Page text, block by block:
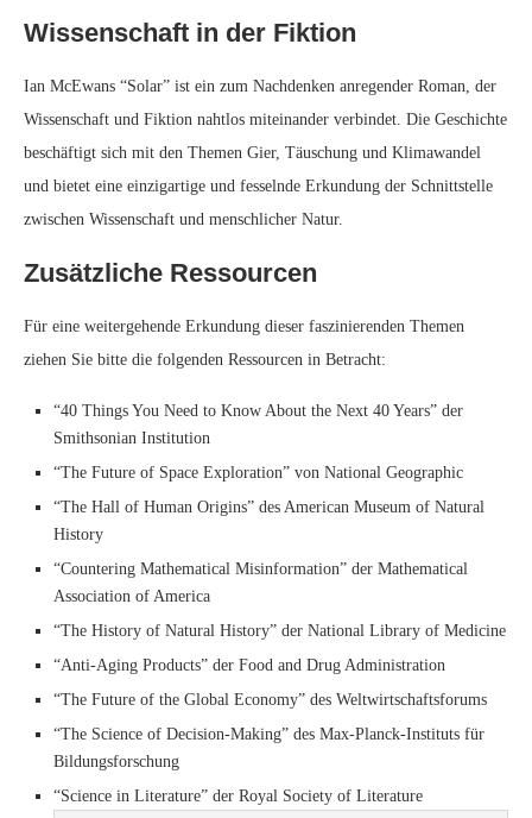
Wissenschaft in der Fiktion
Ian McEwans “Solar” ist ein zum Nachdenken anregender Roman, der
Wissenschaft und Fiktion nahtlos miteinander verbindet. Die Geschichte
beschäftigt sich mit den Themen Gier, Täuschung und Klimawandel
und bietet eine einzigartige und fesselnde Erkundung der Schnittstelle
zwischen Wissenschaft und menschlicher Natur.
Zusätzliche Ressourcen
Für eine weitergehende Erkundung dieser faszinierenden Themen
ziehen Sie bitte die folgenden Ressourcen in Betracht:
“40 Things You Need to Know About the Next 40 Years” der
Smithsonian Institution
“The Future of Space Exploration” von National Geographic
“The Hall of Human Origins” des American Museum of Natural
History
“Countering Mathematical Misinformation” der Mathematical
Association of America
“The History of Natural History” der National Library of Medicine
“Anti-Aging Products” der Food and Drug Administration
“The Future of the Global Economy” des Weltwirtschaftsforums
“The Science of Decision-Making” des Max-Planck-Instituts für
Bildungsforschung
“Science in Literature” der Royal Society of Literature